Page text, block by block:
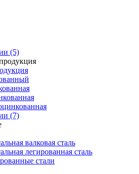
(5)
(7)
валковая сталь
легированная сталь
стали